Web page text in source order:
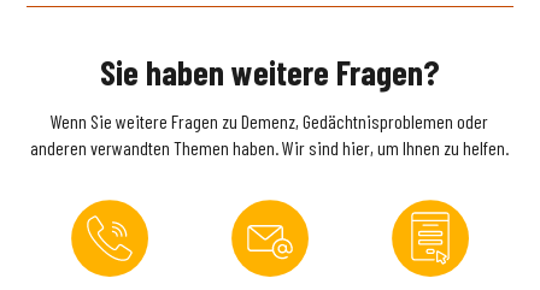
Sie haben weitere Fragen?
Wenn Sie weitere Fragen zu Demenz, Gedächtnisproblemen oder
anderen verwandten Themen haben. Wir sind hier, um Ihnen zu helfen.